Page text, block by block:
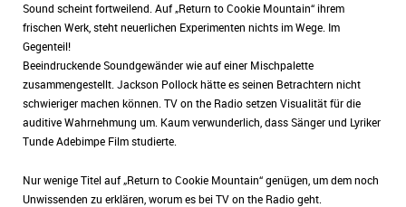
Sound scheint fortweilend. Auf „Return to Cookie Mountain“ ihrem
frischen Werk, steht neuerlichen Experimenten nichts im Wege. Im
Gegenteil!
Beeindruckende Soundgewänder wie auf einer Mischpalette
zusammengestellt. Jackson Pollock hätte es seinen Betrachtern nicht
schwieriger machen können. TV on the Radio setzen Visualität für die
auditive Wahrnehmung um. Kaum verwunderlich, dass Sänger und Lyriker
Tunde Adebimpe Film studierte.
Nur wenige Titel auf „Return to Cookie Mountain“ genügen, um dem noch
Unwissenden zu erklären, worum es bei TV on the Radio geht.